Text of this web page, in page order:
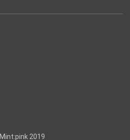
Mint:pink 2019